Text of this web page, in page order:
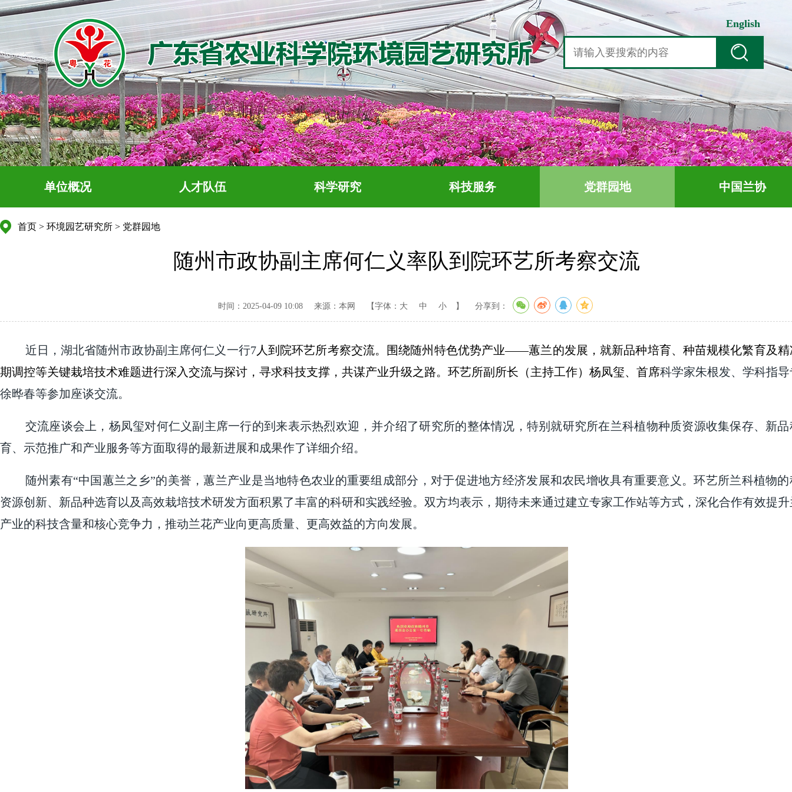
English
单位概况 人才队伍 科学研究 科技服务 党群园地 中国兰协
首页 > 环境园艺研究所 > 党群园地
随州市政协副主席何仁义率队到院环艺所考察交流
时间：2025-04-09 10:08 来源：本网 【字体： 大 中 小 】 分享到：
近日，湖北省随州市政协副主席何仁义一行7人到院环艺所考察交流。围绕随州特色优势产业——蕙兰的发展，就新品种培育、种苗规模化繁育及精
期调控等关键栽培技术难题进行深入交流与探讨，寻求科技支撑，共谋产业升级之路。环艺所副所长（主持工作）杨凤玺、首席科学家朱根发、学科指
徐晔春等参加座谈交流。
交流座谈会上，杨凤玺对何仁义副主席一行的到来表示热烈欢迎，并介绍了研究所的整体情况，特别就研究所在兰科植物种质资源收集保存、新品
育、示范推广和产业服务等方面取得的最新进展和成果作了详细介绍。
随州素有“中国蕙兰之乡”的美誉，蕙兰产业是当地特色农业的重要组成部分，对于促进地方经济发展和农民增收具有重要意义。环艺所兰科植物
资源创新、新品种选育以及高效栽培技术研发方面积累了丰富的科研和实践经验。双方均表示，期待未来通过建立专家工作站等方式，深化合作有效提
产业的科技含量和核心竞争力，推动兰花产业向更高质量、更高效益的方向发展。